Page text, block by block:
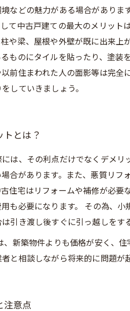
などの魅力がある場合があり
て中古戸建ての最大のメリッ
や梁、屋根や外壁が既に出来
ものにタイルを貼ったり、塗
前住まわれた人の面影等は完
していきましょう。
トとは？
は、その利点だけでなくデメ
合があります。また、悪質リ
住宅はリフォームや補修が必
も必要になります。 その為、
引き渡し後すぐに引っ越しをす
、新築物件よりも価格が安く、
と相談しながら将来的に問題が
注意点